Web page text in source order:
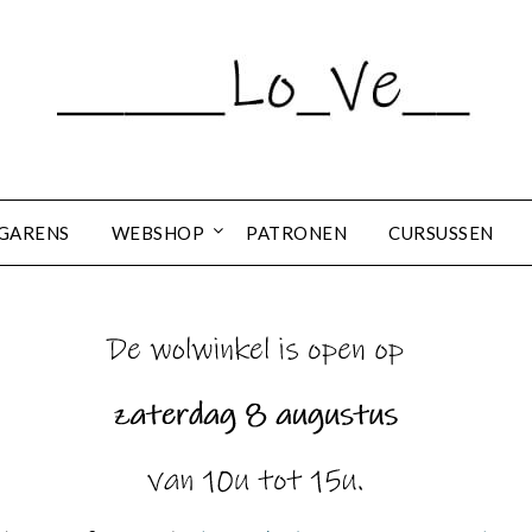
WEBSHOP PATRONEN CURSUSSEN